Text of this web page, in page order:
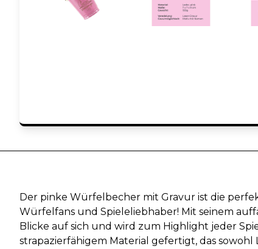
Der pinke Würfelbecher mit Gravur ist die
Würfelfans und Spieleliebhaber! Mit seinem
Blicke auf sich und wird zum Highlight jeder
strapazierfähigem Material gefertigt, das